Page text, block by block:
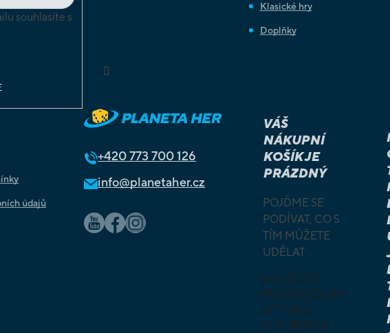
souhlasíte s
Klasické hry
Doplňky
údajů
+420773 700 126
info@planetaher.cz
VÁŠ
NÁKUPNÍ
KOŠÍK JE
PRÁZDNÝ
POJĎME SE
PODÍVAT, CO S
TÍM MŮŽETE
UDĚLAT
MŮŽETE
PROZKOUM
AT NAŠI
NABÍDKU